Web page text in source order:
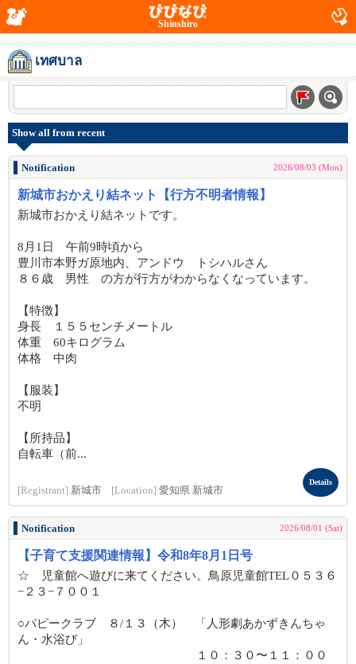
Shinshiro
เทศบาล
Show all from recent
Notification 2026/08/03 (Mon)
新城市おかえり結ネット【行方不明者情報】
新城市おかえり結ネットです。
8月1日 午前9時頃から
豊川市本野ガ原地内、アンドウ トシハルさん
８６歳 男性 の方が行方がわからなくなっています。
【特徴】
身長 １５５センチメートル
体重 60キログラム
体格 中肉
【服装】
不明
【所持品】
自転車（前...
[Registrant] 新城市 [Location] 愛知県 新城市
Details
Notification 2026/08/01 (Sat)
【子育て支援関連情報】令和8年8月1日号
☆ 児童館へ遊びに来てください。鳥原児童館TEL０５３６
−２３−７００１
○パピークラブ ８/１３（木） 「人形劇あかずきんちゃ
ん・水浴び」
１０：３０〜１１：００